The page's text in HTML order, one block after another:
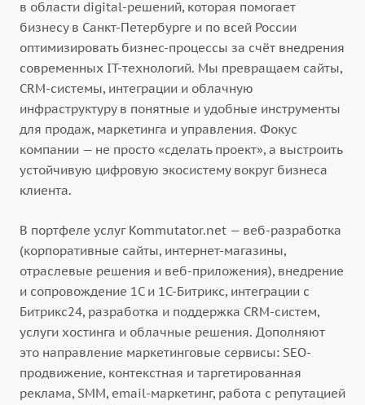
в области digital-решений, которая помогает
бизнесу в Санкт-Петербурге и по всей России
оптимизировать бизнес-процессы за счёт внедрения
современных IT-технологий. Мы превращаем сайты,
CRM-системы, интеграции и облачную
инфраструктуру в понятные и удобные инструменты
для продаж, маркетинга и управления. Фокус
компании — не просто «сделать проект», а выстроить
устойчивую цифровую экосистему вокруг бизнеса
клиента.
В портфеле услуг Kommutator.net — веб-разработка
(корпоративные сайты, интернет-магазины,
отраслевые решения и веб-приложения), внедрение
и сопровождение 1С и 1С-Битрикс, интеграции с
Битрикс24, разработка и поддержка CRM-систем,
услуги хостинга и облачные решения. Дополняют
это направление маркетинговые сервисы: SEO-
продвижение, контекстная и таргетированная
реклама, SMM, email-маркетинг, работа с репутацией